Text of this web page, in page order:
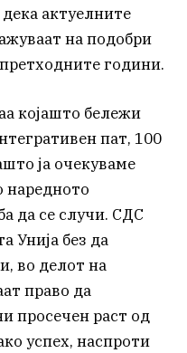
актуелните
на подобри
години.
којашто бележи
пат, 100
ја очекуваме
наредното
да се случи. СДС
Унија без да
во делот на
право да
просечен раст од
успех, наспроти